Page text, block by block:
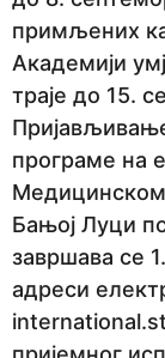
примљених
Академији
траје до 15.
програме на
Медицинском
Бањој Луци
завршава се
адреси